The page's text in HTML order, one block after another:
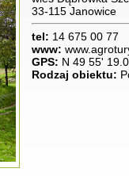
33-115 Janowice
tel: 14 675 00 77
www:
GPS: N 49 55'
Rodzaj obiektu: